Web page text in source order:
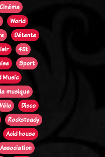
Cinéma
World
Détente
45t
Sport
Music
musique
Vélo
Disco
Rocksteady
Acid house
Association